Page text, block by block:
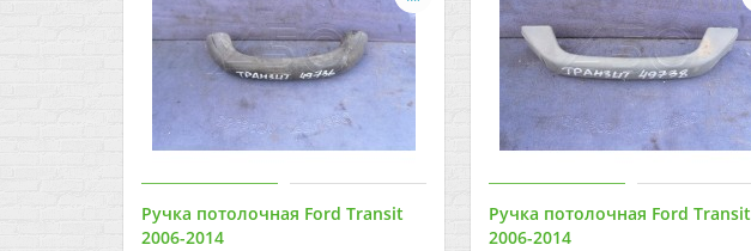
Ручка потолочная Ford Transit
2006-2014
Ручка потолочная Ford Transit
2006-2014